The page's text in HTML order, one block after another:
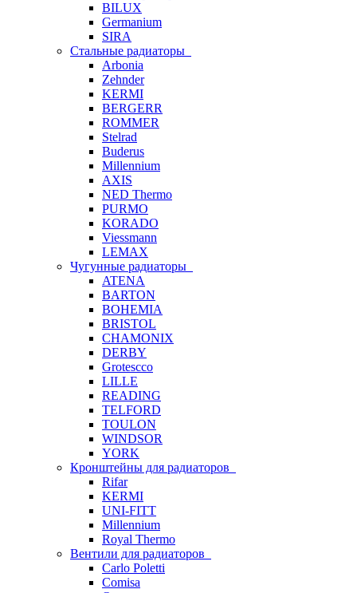
BILUX
Germanium
SIRA
Стальные радиаторы
Arbonia
Zehnder
KERMI
BERGERR
ROMMER
Stelrad
Buderus
Millennium
AXIS
NED Thermo
PURMO
KORADO
Viessmann
LEMAX
Чугунные радиаторы
ATENA
BARTON
BOHEMIA
BRISTOL
CHAMONIX
DERBY
Grotescco
LILLE
READING
TELFORD
TOULON
WINDSOR
YORK
Кронштейны для радиаторов
Rifar
KERMI
UNI-FITT
Millennium
Royal Thermo
Вентили для радиаторов
Carlo Poletti
Comisa